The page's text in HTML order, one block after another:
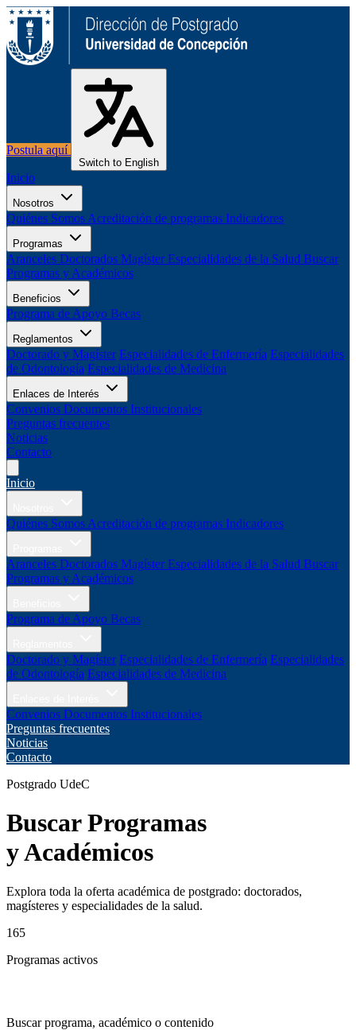
Postula aquí
Switch to English
Inicio
Nosotros
Quiénes Somos Acreditación de programas Indicadores
Programas
Aranceles Doctorados Magíster Especialidades de la Salud Buscar
Programas y Académicos
Beneficios
Programa de Apoyo Becas
Reglamentos
Doctorado y Magíster Especialidades de Enfermería Especialidades
de Odontología Especialidades de Medicina
Enlaces de Interés
Convenios Documentos Institucionales
Preguntas frecuentes
Noticias
Contacto
Inicio
Quiénes Somos Acreditación de programas Indicadores
Aranceles Doctorados Magíster Especialidades de la Salud Buscar
Programas y Académicos
Programa de Apoyo Becas
Doctorado y Magíster Especialidades de Enfermería Especialidades
de Odontología Especialidades de Medicina
Convenios Documentos Institucionales
Preguntas frecuentes
Noticias
Contacto
Postgrado UdeC
Buscar Programas
y Académicos
Explora toda la oferta académica de postgrado: doctorados,
magísteres y especialidades de la salud.
165
Programas activos
Buscar programa, académico o contenido